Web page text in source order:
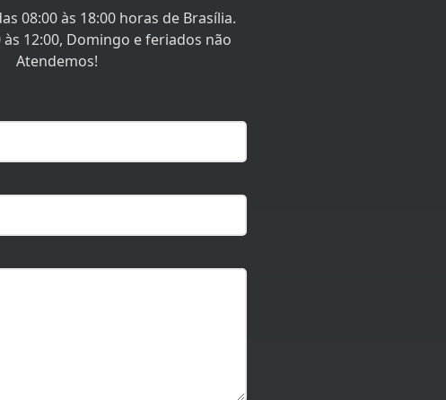
08:00 às 18:00 horas de Brasília.
às 12:00, Domingo e feriados não
Atendemos!